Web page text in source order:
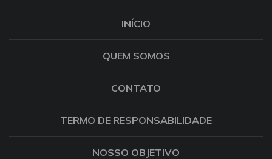
INÍCIO
QUEM SOMOS
CONTATO
TERMO DE RESPONSABILIDADE
NOSSO OBJETIVO